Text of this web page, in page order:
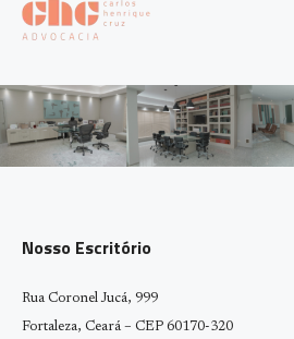
Nosso Escritório
Rua Coronel Jucá, 999
Fortaleza, Ceará – CEP 60170-320